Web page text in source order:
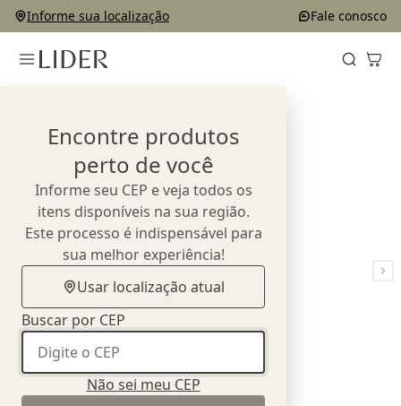
Informe sua localização Fale conosco
Encontre produtos
perto de você
Informe seu CEP e veja todos os
itens disponíveis na sua região.
Este processo é indispensável para
sua melhor experiência!
Usar localização atual
Buscar por CEP
Não sei meu CEP